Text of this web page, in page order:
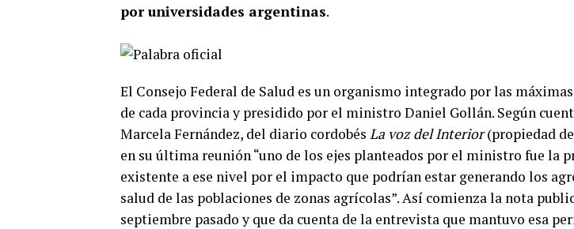
por universidades argentinas.
El Consejo Federal de Salud es un organismo integrado por las
de cada provincia y presidido por el ministro Daniel Gollán. Según
Marcela Fernández, del diario cordobés La voz del Interior(propiedad de
en su última reunión“uno de los ejes planteados por el ministro fue la
existente a ese nivel por el impacto que podrían estar generando los
salud de las poblaciones de zonas agrícolas”.Así comienza la nota
septiembre pasado y que da cuenta de la entrevista que mantuvo esa